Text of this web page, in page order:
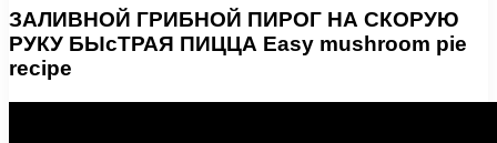
ЗАЛИВНОЙ ГРИБНОЙ ПИРОГ НА СКОРУЮ
РУКУ БЫcТРАЯ ПИЦЦА Easy mushroom pie
recipe